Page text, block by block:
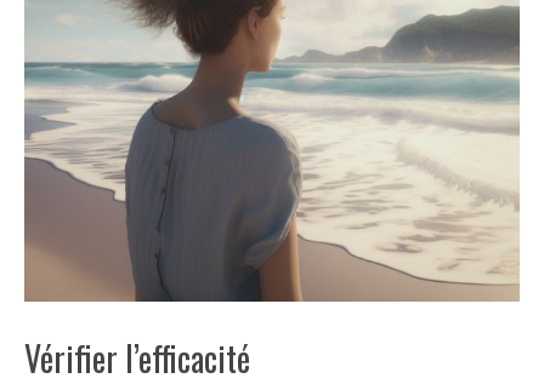
Vérifier l’efficacité